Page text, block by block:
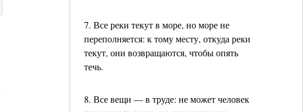
7. Все реки текут в море, но море не
переполняется: к тому месту, откуда реки
текут, они возвращаются, чтобы опять
течь.
8. Все вещи — в труде: не может человек